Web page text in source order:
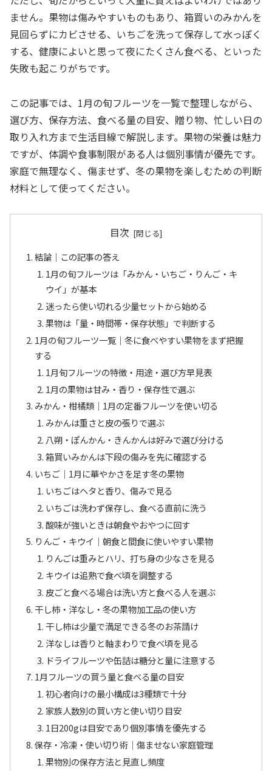
ません。果物は傷みやすいものもあり、箱買いのみかんを
見回らずにカビさせる、いちごを洗って保存して水っぽく
する、健康によいと思って夜にたくさん食べる、といった
失敗も起こりがちです。
この記事では、1月の旬フルーツを一覧で整理しながら、
選び方、保存方法、食べる量の目安、贈り物、忙しい日の
取り入れ方まで生活目線で解説します。果物の栄養は魅力
ですが、体調や食事制限がある人は個別事情が優先です。
家庭で無理なく、傷ませず、冬の果物を楽しむための判断
材料として使ってください。
目次
結論｜この記事の答え
1月の旬フルーツは「みかん・いちご・りんご・キ
ウイ」が基本
迷ったら使い切れる少量セットから始める
果物は「量・時間帯・保存状態」で判断する
1月の旬フルーツ一覧｜冬に食べやすい果物をまず把握
する
1月旬フルーツの特徴・用途・選び方早見表
1月の果物は甘み・香り・保存性で選ぶ
みかん・柑橘類｜1月の定番フルーツを使い切る
みかんは重さと皮の張りで選ぶ
八朔・ぽんかん・きんかんは好みで選び分ける
箱買いみかんは下段の傷みを先に確認する
いちご｜1月に華やかさを足す冬の果物
いちごはヘタと香り、傷みで見る
いちごは洗わず保存し、食べる直前に洗う
酸味が強いときは朝食やおやつに回す
りんご・キウイ｜朝食と間食に使いやすい果物
りんごは重みとハリ、打ち身の少なさを見る
キウイは追熟で食べ頃を調整する
皮ごと食べる場合は洗い方と食べる人を選ぶ
干し柿・洋なし・冬の果物加工品の使い方
干し柿は少量で満足できる冬のお茶請け
洋なしは香りと軸まわりで食べ頃を見る
ドライフルーツや缶詰は糖分と量に注意する
1月フルーツの買う量と食べる量の目安
初心者向けの最小構成は3種類で十分
家族人数別の買い方と使い切り目安
1日200gは目安であり個別事情を優先する
保存・冷凍・使い切り術｜傷ませない家庭管理
果物別の保存方法と見直し頻度